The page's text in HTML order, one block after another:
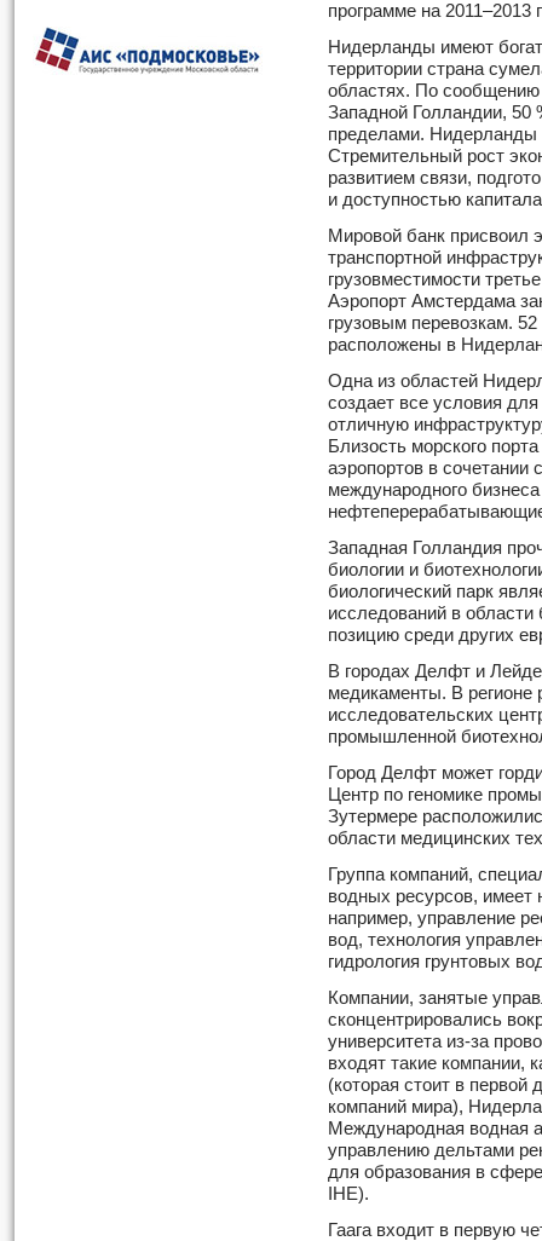
программе на 2011–2013
Нидерланды имеют
территории страна
областях. По сообщению
Западной Голландии, 50
пределами. Нидерланды
Стремительный рост
развитием связи,
и доступностью
Мировой банк присвоил
транспортной
грузовместимости
Аэропорт Амстердама
грузовым перевозкам.
расположены в
Одна из областей
создает все условия
отличную
Близость морского
аэропортов в сочетании
международного
Западная Голландия
биологии и
биологический парк
исследований в
позицию среди других
В городах Делфт и
медикаменты. В регионе
исследовательских
промышленной
Город Делфт может
Центр по геномике
Зутермере
области медицинских
Группа компаний,
водных ресурсов, имеет
например, управление
вод, технология
гидрология грунтовых
Компании, занятые
сконцентрировались
университета из-за
входят такие компании,
(которая стоит в первой
компаний мира),
Международная водная
управлению дельтами
для образования в
IHE).
Гаага входит в первую